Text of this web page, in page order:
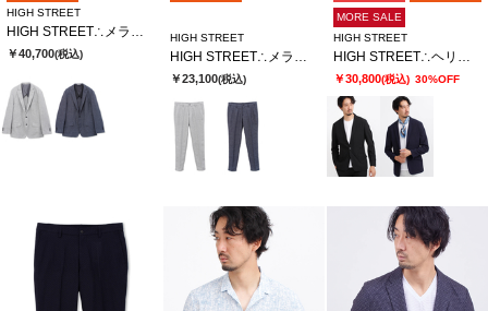
HIGH STREET
HIGH STREET∴メランジカラミジャージJK
￥40,700(税込)
HIGH STREET
HIGH STREET∴メランジカラミジャージイージーPT
￥23,100(税込)
MORE SALE
HIGH STREET
HIGH STREET∴ヘリンボンエアリーサッカーJK
￥30,800(税込) 30%OFF